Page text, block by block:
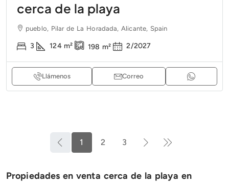
cerca de la playa
pueblo, Pilar de La Horadada, Alicante, Spain
3 124 m² 198 m² 2/2027
Llámenos Correo
1 2 3
Propiedades en venta cerca de la playa en